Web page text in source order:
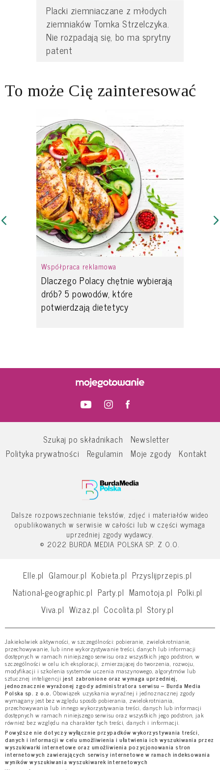
Placki ziemniaczane z młodych
ziemniaków Tomka Strzelczyka.
Nie rozpadają się, bo ma sprytny
patent
To może Cię zainteresować
Współpraca reklamowa
Dlaczego Polacy chętnie wybierają
drób? 5 powodów, które
potwierdzają dietetycy
Szukaj po składnikach
Newsletter
Polityka prywatności
Regulamin Moje zgody Kontakt
Dalsze rozpowszechnianie tekstów, zdjęć i materiałów wideo
opublikowanych w serwisie w całości lub w części wymaga
uprzedniej zgody wydawcy.
© 2022 BURDA MEDIA POLSKA SP. Z O.O.
Elle.pl Glamour.pl Kobieta.pl Przyslijprzepis.pl
National-geographic.pl Party.pl Mamotoja.pl Polki.pl
Viva.pl Wizaz.pl Cocolita.pl Story.pl
Jakiekolwiek aktywności, w szczególności: pobieranie, zwielokrotnianie,
przechowywanie, lub inne wykorzystywanie treści, danych lub informacji
dostępnych w ramach niniejszego serwisu oraz wszystkich jego podstron, w
szczególności w celu ich eksploracji, zmierzającej do tworzenia, rozwoju,
modyfikacji i szkolenia systemów uczenia maszynowego, algorytmów lub
sztucznej inteligencji jest zabronione oraz wymaga uprzedniej,
jednoznacznie wyrażonej zgody administratora serwisu – Burda Media
Polska sp. z o.o. Obowiązek uzyskania wyraźnej i jednoznacznej zgody
wymagany jest bez względu sposób pobierania, zwielokrotniania,
przechowywania lub innego wykorzystywania treści, danych lub informacji
dostępnych w ramach niniejszego serwisu oraz wszystkich jego podstron, jak
również bez względu na charakter tych treści, danych i informacji.
Powyższe nie dotyczy wyłącznie przypadków wykorzystywania treści,
danych i informacji w celu umożliwienia i ułatwienia ich wyszukiwania przez
wyszukiwarki internetowe oraz umożliwienia pozycjonowania stron
internetowych zawierających serwisy internetowe w ramach indeksowania
wyników wyszukiwania wyszukiwarek internetowych